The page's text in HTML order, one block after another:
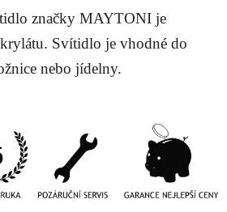
značky MAYTONI je
Svítidlo je vhodné do
nebo jídelny.